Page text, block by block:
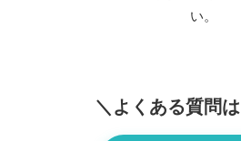
い。
＼よくある質問